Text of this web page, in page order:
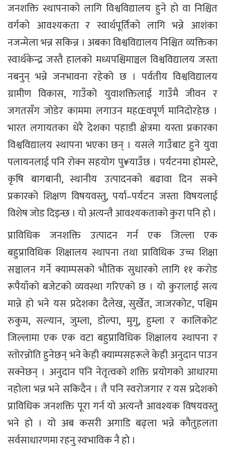
जनशक्ति स्थापनाको लागि विश्वविद्यालय हुने हो वा निश्चित
वर्गको आवश्यकता र स्वार्थपूर्तिको लागि भन्ने आशंका
नजन्मेला भन्न सकिन्न । अबका विश्वविद्यालय निश्चित व्यक्तिका
स्वार्थकेन्द्र जस्तै हालको मध्यपश्चिमाञ्चल विश्वविद्यालय जस्ता
नबनुन् भन्ने जनभावना रहेको छ । पर्वतीय विश्वविद्यालय
ग्रामीण विकास, गाउँको युवाशक्तिलाई गाउँमै जीवन र
जगतसँग जोडेर काममा लगाउन महŒवपूर्ण मानिदोरहेछ ।
भारत लगायतका धेरै देशका पहाडी क्षेत्रमा यस्ता प्रकारका
विश्वविद्यालय स्थापना भएका छन् । यसले गाउँबाट हुने युवा
पलायनलाई पनि रोक्न सहयोग पु¥याउँछ । पर्यटनमा होमस्टे,
कृषि बागबानी, स्थानीय उत्पादनको बढावा दिन सक्ने
प्रकारको शिक्षण विषयवस्तु, पर्या–पर्यटन जस्ता विषयलाई
विशेष जोड दिइन्छ । यो अत्यन्तै आवश्यकताको कुरा पनि हो ।
प्राविधिक जनशक्ति उत्पादन गर्न एक जिल्ला एक
बहुप्राविधिक शिक्षालय स्थापना तथा प्राविधिक उच्च शिक्षा
सञ्चालन गर्ने क्याम्पसको भौतिक सुधारको लागि ११ करोड
रूपैयाँको बजेटको व्यवस्था गरिएको छ । यो कुरालाई सत्य
मान्ने हो भने यस प्रदेशका दैलेख, सुर्खेत, जाजरकोट, पश्चिम
रुकुम, सल्यान, जुम्ला, डोल्पा, मुगु, हुम्ला र कालिकोट
जिल्लामा एक एक वटा बहुप्राविधिक शिक्षालय स्थापना र
स्तोरन्नोति हुनेछन् भने केही क्याम्पसहरूले केही अनुदान पाउन
सक्नेछन् । अनुदान पनि नेतृत्वको शक्ति प्रयोगको आधारमा
नहोला भन्न भने सकिदैन । तै पनि स्वरोजगार र यस प्रदेशको
प्राविधिक जनशक्ति पूरा गर्न यो अत्यन्तै आवश्यक विषयवस्तु
भने हो । यो अब कसरी अगाडि बढ्ला भन्ने कौतुहलता
सर्वसाधारणमा रहनु स्वभाविक नै हो ।